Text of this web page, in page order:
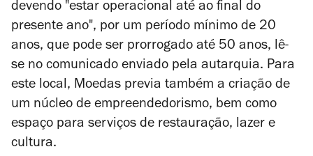
devendo "estar operacional até ao final do
presente ano", por um período mínimo de 20
anos, que pode ser prorrogado até 50 anos, lê-
se no comunicado enviado pela autarquia. Para
este local, Moedas previa também a criação de
um núcleo de empreendedorismo, bem como
espaço para serviços de restauração, lazer e
cultura.